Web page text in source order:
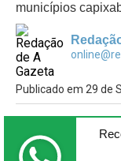
municípios
Publicado em 29 de